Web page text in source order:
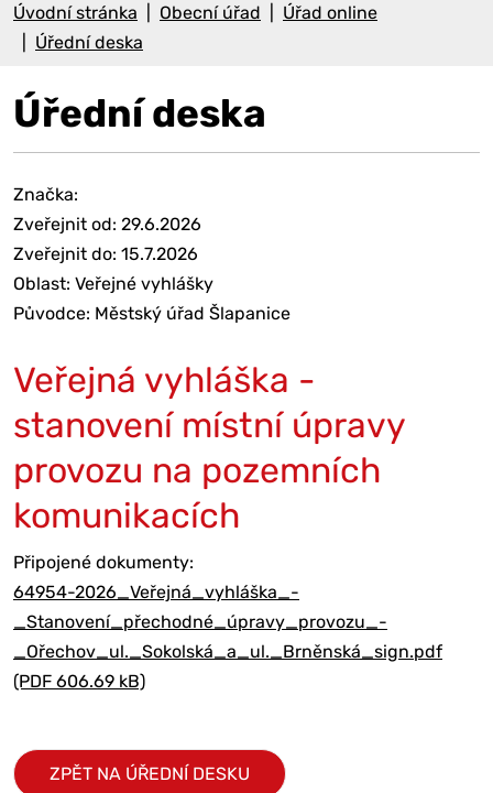
Úvodní stránka Obecní úřad
Úřad online
Úřední deska
Úřední deska
Značka:
Zveřejnit od: 29.6.2026
Zveřejnit do: 15.7.2026
Oblast: Veřejné vyhlášky
Původce: Městský úřad Šlapanice
Veřejná vyhláška -
stanovení místní úpravy
provozu na pozemních
komunikacích
Připojené dokumenty:
64954-2026_Veřejná_vyhláška_-
_Stanovení_přechodné_úpravy_provozu_-
_Ořechov_ul._Sokolská_a_ul._Brněnská_sign.pdf
(PDF 606.69 kB)
ZPĚT NA ÚŘEDNÍ DESKU